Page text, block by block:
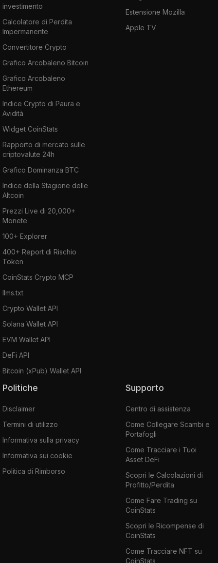
investimento
Calcolatore di Perdita
Impermanente
Convertitore Crypto
Grafico Arcobaleno Bitcoin
Grafico Arcobaleno
Ethereum
Indice Crypto di Paura e
Avidità
Widget CoinStats
Rapporto di mercato sulle
criptovalute 24h
Grafico Dominanza BTC
Indice della Stagione delle
Altcoin
Prezzi Live di 20,000+
Monete
100+ Explorer
400+ Report di Rischio
Token
CoinStats Crypto MCP
llms.txt
Crypto Wallet API
Solana Wallet API
EVM Wallet API
DeFi API
Bitcoin (xPub) Wallet API
Estensione Mozilla
Apple TV
Politiche
Disclaimer
Termini di utilizzo
Informativa sulla privacy
Informativa sui cookie
Politica di Rimborso
Supporto
Centro di assistenza
Come Collegare Scambi e
Portafogli
Come Tracciare i Tuoi
Asset DeFi
Scopri le Calcolazioni di
Profitto/Perdita
Come Fare Trading su
CoinStats
Scopri le Ricompense di
CoinStats
Come Tracciare NFT su
CoinStats